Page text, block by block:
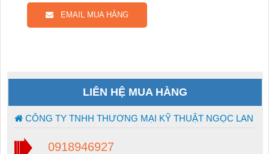
EMAIL MUA HÀNG
LIÊN HỆ MUA HÀNG
CÔNG TY TNHH THƯƠNG MẠI KỸ THUẬT NGỌC LAN
0918946927